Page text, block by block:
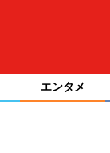
エンタメ